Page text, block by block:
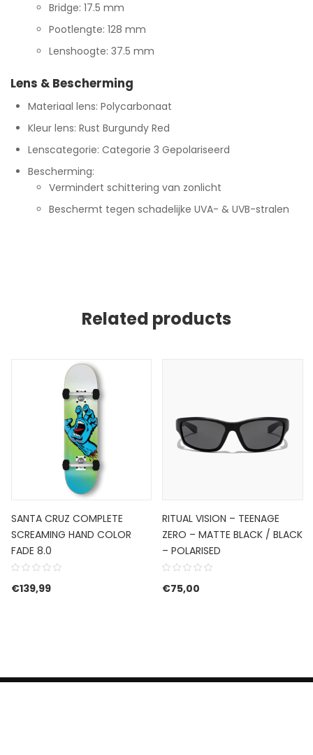
Bridge: 17.5 mm
Pootlengte: 128 mm
Lenshoogte: 37.5 mm
Lens & Bescherming
Materiaal lens: Polycarbonaat
Kleur lens: Rust Burgundy Red
Lenscategorie: Categorie 3 Gepolariseerd
Bescherming:
Vermindert schittering van zonlicht
Beschermt tegen schadelijke UVA- & UVB-stralen
Related products
€84,99.
€59,49.
SANTA CRUZ COMPLETE
SCREAMING HAND COLOR
FADE 8.0
€139,99
RITUAL VISION – TEENAGE
ZERO – MATTE BLACK / BLACK
– POLARISED
€75,00